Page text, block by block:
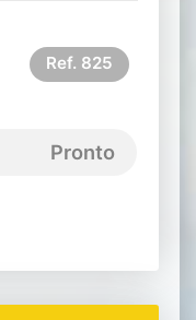
Ref. 825
Pronto